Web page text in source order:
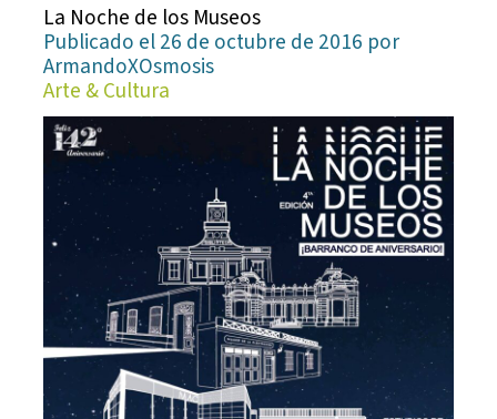
La Noche de los Museos
Publicado el 26 de octubre de 2016 por
ArmandoXOsmosis
Arte & Cultura